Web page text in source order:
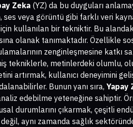
Zeka (YZ) da bu duyguları
ses veya görüntü gibi farklı veri
kullanılan bir tekniktir. Bu
olanak tanımaktadır. Özellikle
zenginleşmesine katkı
tekniklerle, metinlerdeki olumlu,
artırmak, kullanıcı deneyimini
Bunun yanı sıra, Yapay
edebilme yeteneğine sahiptir.
durumlarını çıkarmak, çeşitli
aynı zamanda sağlık